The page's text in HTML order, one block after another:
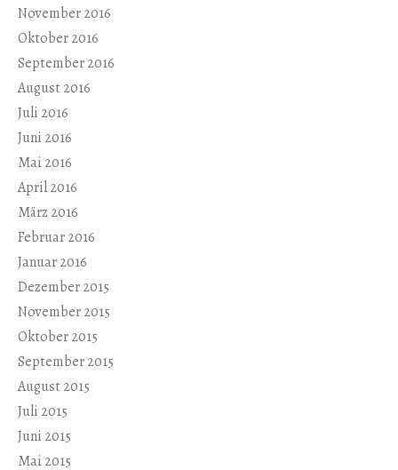
November 2016
Oktober 2016
September 2016
August 2016
Juli 2016
Juni 2016
Mai 2016
April 2016
März 2016
Februar 2016
Januar 2016
Dezember 2015
November 2015
Oktober 2015
September 2015
August 2015
Juli 2015
Juni 2015
Mai 2015